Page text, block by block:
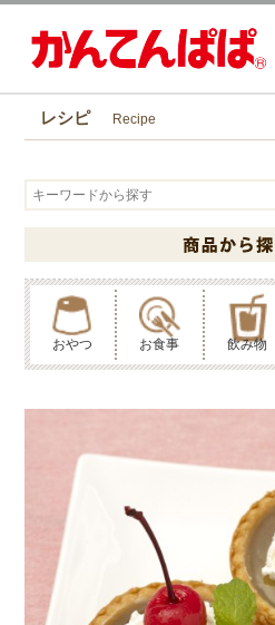
レシピ Recipe
おやつ お食事 飲み物